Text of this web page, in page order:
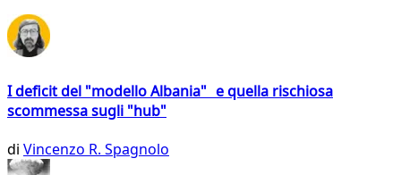
I deficit del "modello Albania" e quella rischiosa
scommessa sugli "hub"
di Vincenzo R. Spagnolo